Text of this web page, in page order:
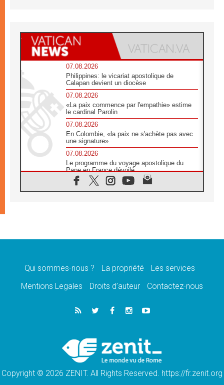
07.08.2026
Philippines: le vicariat apostolique de
Calapan devient un diocèse
07.08.2026
«La paix commence par l'empathie» estime
le cardinal Parolin
07.08.2026
En Colombie, «la paix ne s'achète pas avec
une signature»
07.08.2026
Le programme du voyage apostolique du
Pape en France dévoilé
07.08.2026
1ère Conférence continentale sur l'éducation
07.08.2026
07.08.2026
lancement des «dix jours de prière pour la
06.08.2026
Préparatifs des JMJ 2027 à Séoul: «c'est
Chrétiens et confucéens: respect et sagesse
pour relever les «défis urgents»
Qui sommes-nous ? La propriété
Les services
Mentions Legales
Droits d’auteur Contactez-nous
Copyright © 2026 ZENIT. All Rights Reserved. https://fr.zenit.org